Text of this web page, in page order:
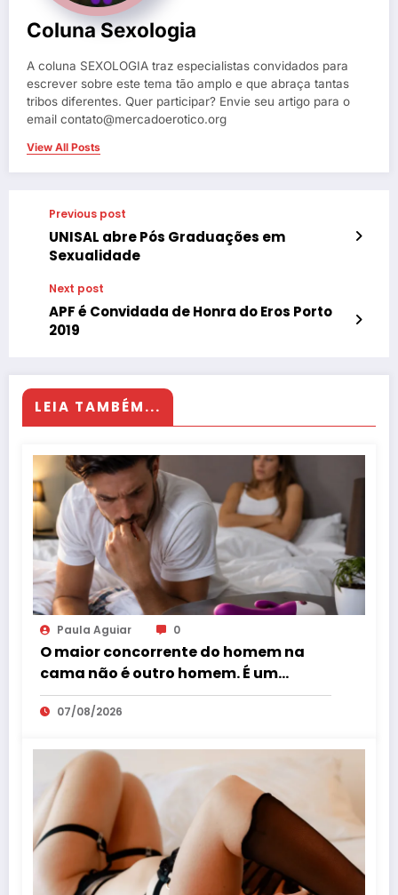
Coluna Sexologia
A coluna SEXOLOGIA traz especialistas convidados para
escrever sobre este tema tão amplo e que abraça tantas
tribos diferentes. Quer participar? Envie seu artigo para o
email contato@mercadoerotico.org
View All Posts
Previous post
UNISAL abre Pós Graduações em
Sexualidade
Next post
APF é Convidada de Honra do Eros Porto
2019
LEIA TAMBÉM...
Paula Aguiar 0
O maior concorrente do homem na
cama não é outro homem. É um
vibrador?
07/08/2026